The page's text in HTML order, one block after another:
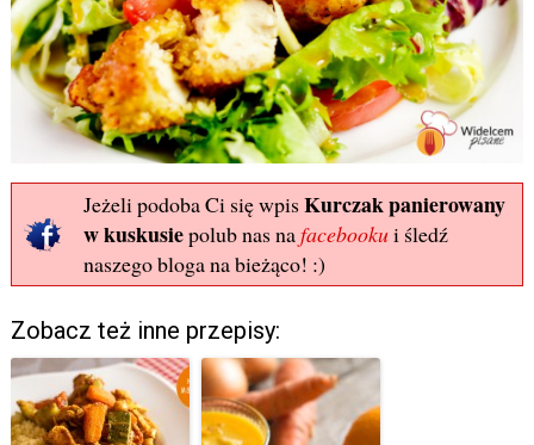
Jeżeli podoba Ci się wpisKurczak panierowany
w kuskusiepolub nas nafacebookui śledź
naszego bloga na bieżąco! :)
Zobacz też inne przepisy: